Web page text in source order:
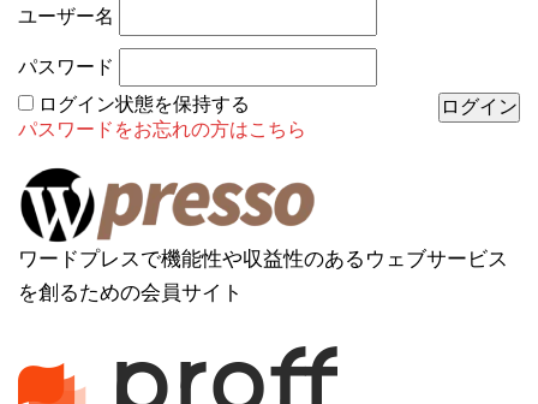
ユーザー名
パスワード
ログイン状態を保持する
パスワードをお忘れの方はこちら
ワードプレスで機能性や収益性のあるウェブサービス
を創るための会員サイト